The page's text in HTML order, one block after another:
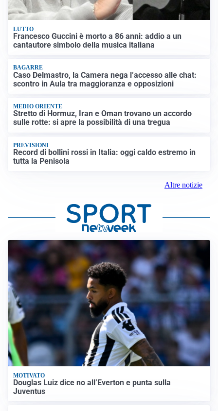
LUTTO
Francesco Guccini è morto a 86 anni: addio a un
cantautore simbolo della musica italiana
BAGARRE
Caso Delmastro, la Camera nega l’accesso alle chat:
scontro in Aula tra maggioranza e opposizioni
MEDIO ORIENTE
Stretto di Hormuz, Iran e Oman trovano un accordo
sulle rotte: si apre la possibilità di una tregua
PREVISIONI
Record di bollini rossi in Italia: oggi caldo estremo in
tutta la Penisola
Altre notizie
MOTIVATO
Douglas Luiz dice no all’Everton e punta sulla
Juventus